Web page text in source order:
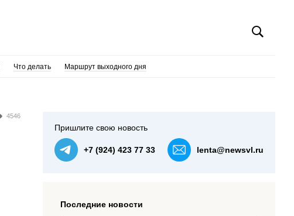
Что делать Маршрут выходного дня
4546
Пришлите свою новость
+7 (924) 423 77 33 lenta@newsvl.ru
Последние новости